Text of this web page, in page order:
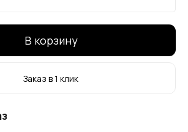
В корзину
Заказ в 1 клик